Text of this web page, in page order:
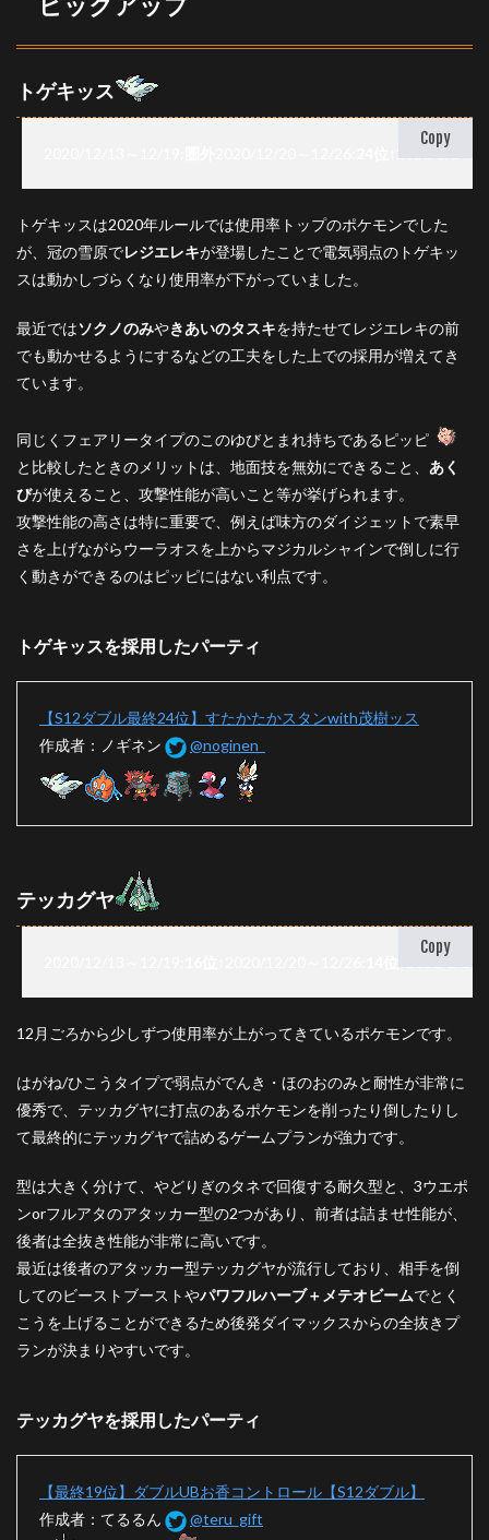
トゲキッス
2021/1/1～
Copy
トゲキッスは2020年ルールでは使用率トップのポケモンでした
が、冠の雪原でレジエレキが登場したことで電気弱点のトゲキッ
スは動かしづらくなり使用率が下がっていました。
最近ではソクノのみやきあいのタスキを持たせてレジエレキの前
でも動かせるようにするなどの工夫をした上での採用が増えてき
ています。
同じくフェアリータイプのこのゆびとまれ持ちであるピッピ
と比較したときのメリットは、地面技を無効にできること、 あく
びが使えること、攻撃性能が高いこと等が挙げられます。
攻撃性能の高さは特に重要で、例えば味方のダイジェットで素早
さを上げながらウーラオスを上からマジカルシャインで倒しに行
く動きができるのはピッピにはない利点です。
トゲキッスを採用したパーティ
【S12ダブル最終24位】すたかたかスタンwith茂樹ッス
作成者：ノギネン
@noginen_
テッカグヤ
2021/1/1
Copy
12月ごろから少しずつ使用率が上がってきているポケモンです。
はがね/ひこうタイプで弱点がでんき・ほのおのみと耐性が非常に
優秀で、テッカグヤに打点のあるポケモンを削ったり倒したりし
て最終的にテッカグヤで詰めるゲームプランが強力です。
型は大きく分けて、やどりぎのタネで回復する耐久型と、3ウエポ
ンorフルアタのアタッカー型の2つがあり、前者は詰ませ性能が、
後者は全抜き性能が非常に高いです。
最近は後者のアタッカー型テッカグヤが流行しており、相手を倒
してのビーストブーストやパワフルハーブ＋メテオビームでとく
こうを上げることができるため後発ダイマックスからの全抜きプ
ランが決まりやすいです。
テッカグヤを採用したパーティ
【最終19位】ダブルUBお香コントロール【S12ダブル】
作成者：てるるん
@teru_gift